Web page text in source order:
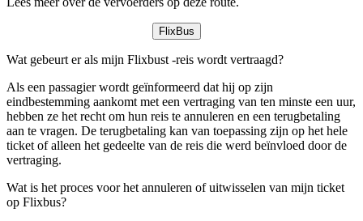
FlixBus
Wat gebeurt er als mijn Flixbust -reis wordt vertraagd?
Als een passagier wordt geïnformeerd dat hij op zijn
eindbestemming aankomt met een vertraging van ten minste een uur,
hebben ze het recht om hun reis te annuleren en een terugbetaling
aan te vragen. De terugbetaling kan van toepassing zijn op het hele
ticket of alleen het gedeelte van de reis die werd beïnvloed door de
vertraging.
Wat is het proces voor het annuleren of uitwisselen van mijn ticket
op Flixbus?